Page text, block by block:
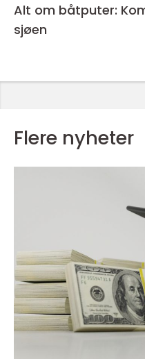
Alt om båtputer:
sjøen
Flere nyheter